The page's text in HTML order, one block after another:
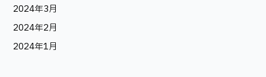
2024年3月
2024年2月
2024年1月